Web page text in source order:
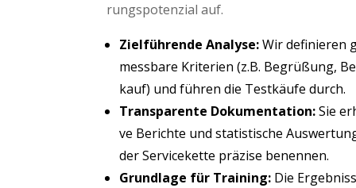
rungs­po­ten­zi­al auf.
Ziel­füh­ren­de Ana­ly­se:Wir defi­nie­ren
mess­ba­re Kri­te­ri­en (z.B. Begrü­ßung,
kauf) und füh­ren die Test­käu­fe durch.
Trans­pa­ren­te Doku­men­ta­ti­on:Sie
ve Berich­te und sta­tis­ti­sche
der Ser­vice­ket­te prä­zi­se benennen.
Grund­la­ge für Trai­ning: Die